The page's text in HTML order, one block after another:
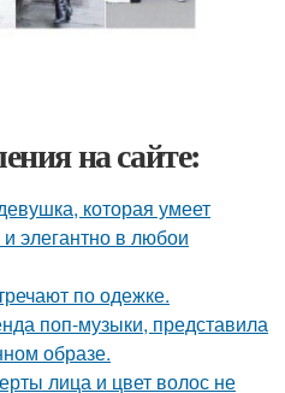
на сайте:
которая умеет
элегантно в любои
по одежке.
поп-музыки, представила
образе.
лица и цвет волос не